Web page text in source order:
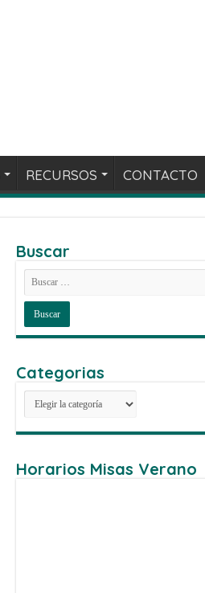
RECURSOS CONTACTO
Buscar
Categorias
Categorias
Horarios Misas Verano